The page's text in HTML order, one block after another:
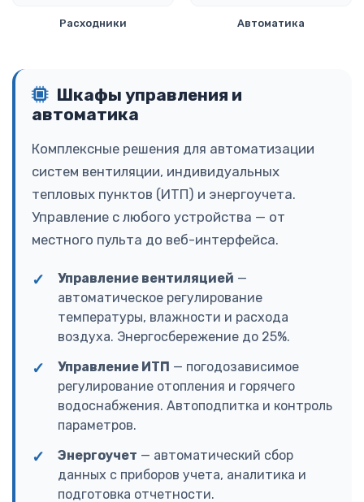
Расходники Автоматика
Шкафы управления и
автоматика
Комплексные решения для автоматизации
систем вентиляции, индивидуальных
тепловых пунктов (ИТП) и энергоучета.
Управление с любого устройства — от
местного пульта до веб-интерфейса.
Управление вентиляцией —
автоматическое регулирование
температуры, влажности и расхода
воздуха. Энергосбережение до 25%.
Управление ИТП — погодозависимое
регулирование отопления и горячего
водоснабжения. Автоподпитка и контроль
параметров.
Энергоучет — автоматический сбор
данных с приборов учета, аналитика и
подготовка отчетности.